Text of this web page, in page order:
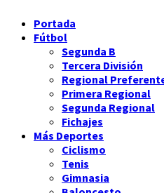
Portada
Fútbol
Segunda B
Tercera División
Regional
Primera Regional
Segunda Regional
Fichajes
Más Deportes
Ciclismo
Tenis
Gimnasia